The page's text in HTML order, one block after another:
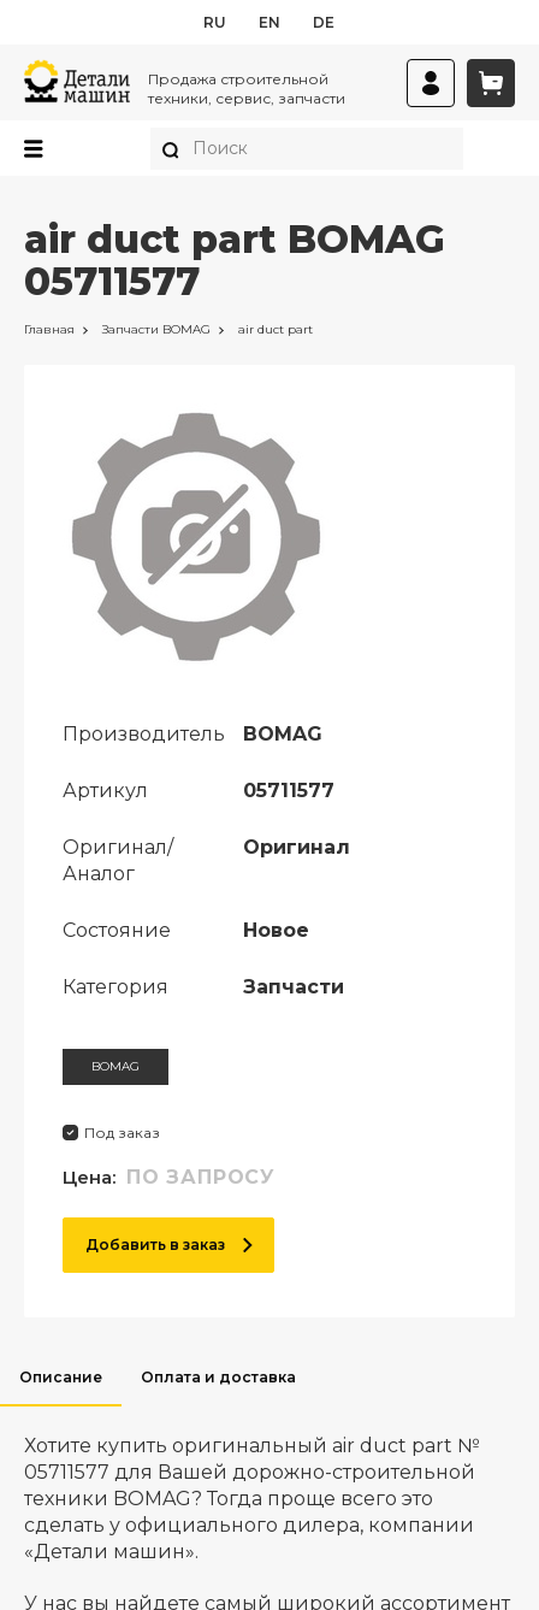
RU EN DE
Продажа строительной
техники, сервис, запчасти
air duct part BOMAG
05711577
Главная Запчасти BOMAG air duct part
Производитель BOMAG
Артикул 05711577
Оригинал/
Аналог
Оригинал
Состояние Новое
Категория Запчасти
BOMAG
Под заказ
Цена: ПО ЗАПРОСУ
Добавить в заказ
Описание Оплата и доставка
Хотите купить оригинальный air duct part №
05711577 для Вашей дорожно-строительной
техники BOMAG? Тогда проще всего это
сделать у официального дилера, компании
«Детали машин».
У нас вы найдете самый широкий ассортимент